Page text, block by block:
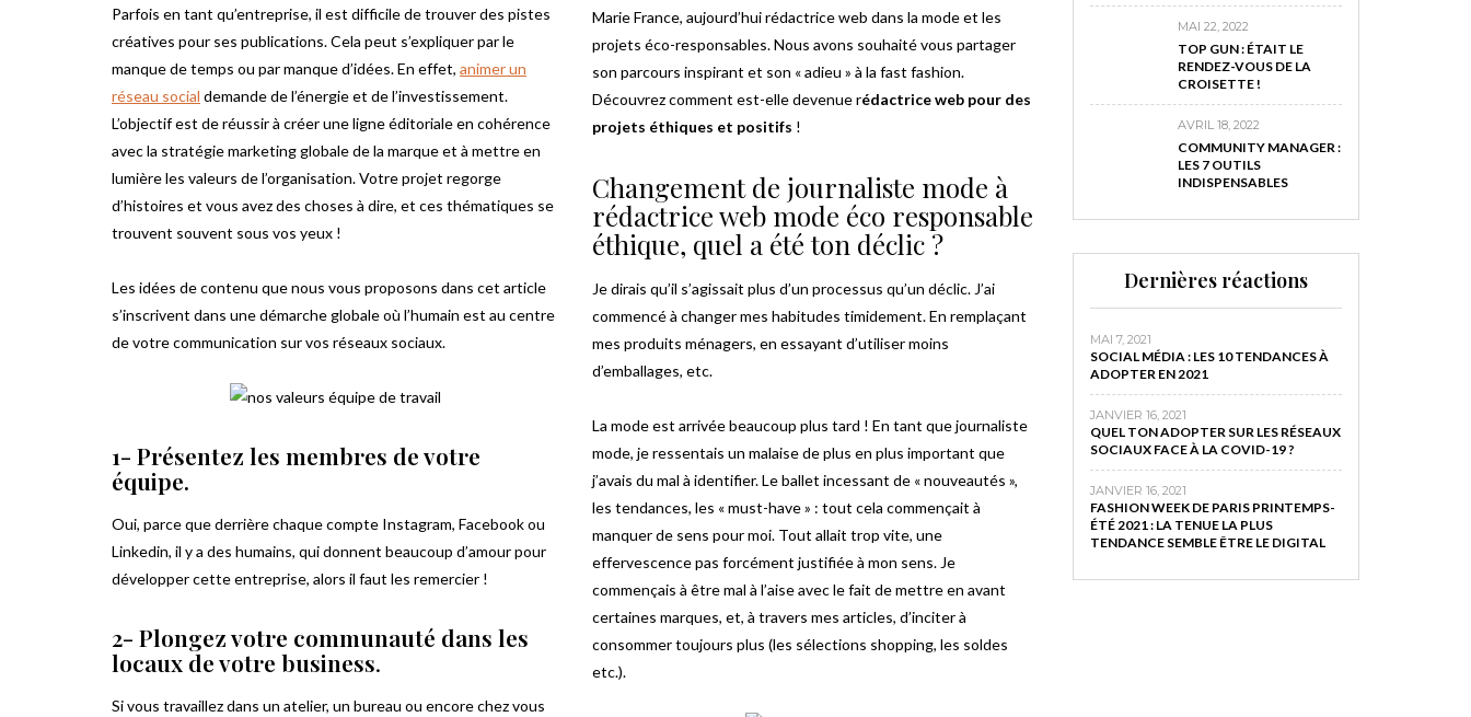
Parfois en tant qu’entreprise, il est difficile de trouver des pistes
créatives pour ses publications. Cela peut s’expliquer par le
manque de temps ou par manque d’idées. En effet, animer un
réseau social demande de l’énergie et de l’investissement.
L’objectif est de réussir à créer une ligne éditoriale en cohérence
avec la stratégie marketing globale de la marque et à mettre en
lumière les valeurs de l’organisation. Votre projet regorge
d’histoires et vous avez des choses à dire, et ces thématiques se
trouvent souvent sous vos yeux !
Les idées de contenu que nous vous proposons dans cet article
s’inscrivent dans une démarche globale où l’humain est au centre
de votre communication sur vos réseaux sociaux.
1- Présentez les membres de votre
équipe.
Oui, parce que derrière chaque compte Instagram, Facebook ou
Linkedin, il y a des humains, qui donnent beaucoup d’amour pour
développer cette entreprise, alors il faut les remercier !
2- Plongez votre communauté dans les
locaux de votre business.
Si vous travaillez dans un atelier, un bureau ou encore chez vous
Marie France, aujourd’hui rédactrice web dans la mode et les
projets éco-responsables. Nous avons souhaité vous partager
son parcours inspirant et son « adieu » à la fast fashion.
Découvrez comment est-elle devenue rédactrice web pour des
projets éthiques et positifs !
Changement de journaliste mode à
rédactrice web mode éco responsable
éthique, quel a été ton déclic ?
Je dirais qu’il s’agissait plus d’un processus qu’un déclic. J’ai
commencé à changer mes habitudes timidement. En remplaçant
mes produits ménagers, en essayant d’utiliser moins
d’emballages, etc.
La mode est arrivée beaucoup plus tard ! En tant que journaliste
mode, je ressentais un malaise de plus en plus important que
j’avais du mal à identifier. Le ballet incessant de « nouveautés »,
les tendances, les « must-have » : tout cela commençait à
manquer de sens pour moi. Tout allait trop vite, une
effervescence pas forcément justifiée à mon sens. Je
commençais à être mal à l’aise avec le fait de mettre en avant
certaines marques, et, à travers mes articles, d’inciter à
consommer toujours plus (les sélections shopping, les soldes
etc.).
MAI 22, 2022
TOP GUN : ÉTAIT LE
RENDEZ-VOUS DE LA
CROISETTE !
AVRIL 18, 2022
COMMUNITY MANAGER :
LES 7 OUTILS
INDISPENSABLES
Dernières réactions
MAI 7, 2021
SOCIAL MÉDIA : LES 10 TENDANCES À
ADOPTER EN 2021
JANVIER 16, 2021
QUEL TON ADOPTER SUR LES RÉSEAUX
SOCIAUX FACE À LA COVID-19 ?
JANVIER 16, 2021
FASHION WEEK DE PARIS PRINTEMPS-
ÉTÉ 2021 : LA TENUE LA PLUS
TENDANCE SEMBLE ÊTRE LE DIGITAL